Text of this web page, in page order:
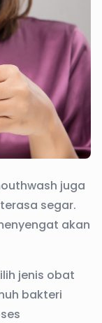
juga
segar.
akan
jenis obat
bakteri